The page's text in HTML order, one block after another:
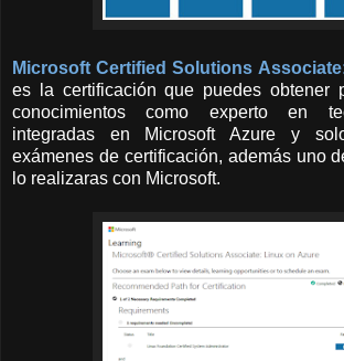
MicrosoftCertified Solutions
es la certificación que puedes obtener
conocimientos como experto en
integradas en Microsoft Azure y
exámenes de certificación, además uno
lo realizaras con Microsoft.